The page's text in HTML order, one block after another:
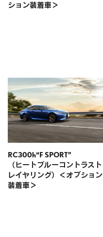
ション装着車＞
RC300h“F SPORT”
（ヒートブルーコントラスト
レイヤリング）＜オプション
装着車＞